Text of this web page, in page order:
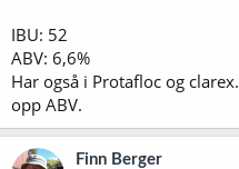
IBU: 52
ABV: 6,6%
Har også i Protafloc og
opp ABV.
Finn Berger